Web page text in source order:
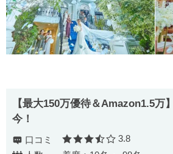
【最⼤150万優待＆Amazon1.5万
今！
口コミ 口コミ評価
3.8